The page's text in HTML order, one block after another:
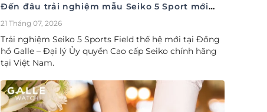
Đến đâu trải nghiệm mẫu Seiko 5 Sport mới
nhất
21 Tháng 07, 2026
Trải nghiệm Seiko 5 Sports Field thế hệ mới tại Đồng
hồ Galle – Đại lý Ủy quyền Cao cấp Seiko chính hãng
tại Việt Nam.